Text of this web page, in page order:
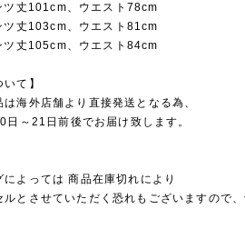
ツ丈101cm、ウエスト78cm
ツ丈103cm、ウエスト81cm
ツ丈105cm、ウエスト84cm
て】
海外店舗より直接発送となる為、
日～21日前後でお届け致します。
によっては 商品在庫切れにより
ルとさせていただく恐れもございますので